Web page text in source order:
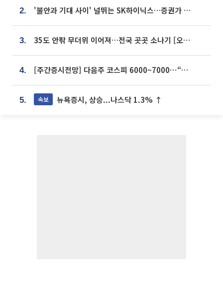
2. '불안과 기대 사이' 널뛰는 SK하이닉스…증권가 "HBM4·LTA 기반 펀터멘털 견고"
3. 35도 안팎 무더위 이어져…전국 곳곳 소나기 [오늘 날씨]
4. [주간증시전망] 다음주 코스피 6000~7000⋯“外人 수급은 정책이 변수”
5. 속보 뉴욕증시, 상승...나스닥 1.3% ↑